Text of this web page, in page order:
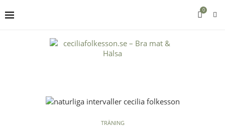
0
TRÄNING